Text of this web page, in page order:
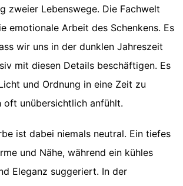
zweier Lebenswege. Die Fachwelt
emotionale Arbeit des Schenkens. Es
wir uns in der dunklen Jahreszeit
mit diesen Details beschäftigen. Es
und Ordnung in eine Zeit zu
oft unübersichtlich anfühlt.
ist dabei niemals neutral. Ein tiefes
und Nähe, während ein kühles
Eleganz suggeriert. In der